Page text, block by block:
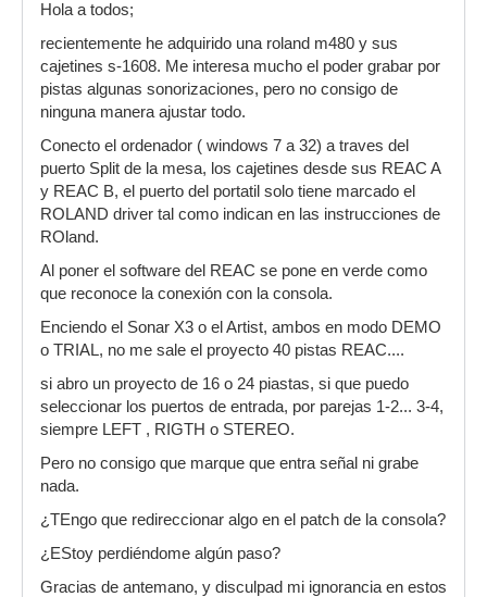
Hola a todos;
recientemente he adquirido una roland m480 y sus
cajetines s-1608. Me interesa mucho el poder grabar por
pistas algunas sonorizaciones, pero no consigo de
ninguna manera ajustar todo.
Conecto el ordenador ( windows 7 a 32) a traves del
puerto Split de la mesa, los cajetines desde sus REAC A
y REAC B, el puerto del portatil solo tiene marcado el
ROLAND driver tal como indican en las instrucciones de
ROland.
Al poner el software del REAC se pone en verde como
que reconoce la conexión con la consola.
Enciendo el Sonar X3 o el Artist, ambos en modo DEMO
o TRIAL, no me sale el proyecto 40 pistas REAC....
si abro un proyecto de 16 o 24 piastas, si que puedo
seleccionar los puertos de entrada, por parejas 1-2... 3-4,
siempre LEFT , RIGTH o STEREO.
Pero no consigo que marque que entra señal ni grabe
nada.
¿TEngo que redireccionar algo en el patch de la consola?
¿EStoy perdiéndome algún paso?
Gracias de antemano, y disculpad mi ignorancia en estos